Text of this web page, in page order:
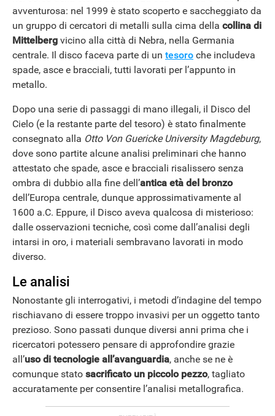
avventurosa: nel 1999 è stato scoperto e saccheggiato da
un gruppo di cercatori di metalli sulla cima della collina di
Mittelberg vicino alla città di Nebra, nella Germania
centrale. Il disco faceva parte di un tesoro che includeva
spade, asce e bracciali, tutti lavorati per l’appunto in
metallo.
Dopo una serie di passaggi di mano illegali, il Disco del
Cielo (e la restante parte del tesoro) è stato finalmente
consegnato alla Otto Von Guericke University Magdeburg,
dove sono partite alcune analisi preliminari che hanno
attestato che spade, asce e bracciali risalissero senza
ombra di dubbio alla fine dell’antica età del bronzo
dell’Europa centrale, dunque approssimativamente al
1600 a.C. Eppure, il Disco aveva qualcosa di misterioso:
dalle osservazioni tecniche, così come dall’analisi degli
intarsi in oro, i materiali sembravano lavorati in modo
diverso.
Le analisi
Nonostante gli interrogativi, i metodi d’indagine del tempo
rischiavano di essere troppo invasivi per un oggetto tanto
prezioso. Sono passati dunque diversi anni prima che i
ricercatori potessero pensare di approfondire grazie
all’uso di tecnologie all’avanguardia, anche se ne è
comunque stato sacrificato un piccolo pezzo, tagliato
accuratamente per consentire l’analisi metallografica.